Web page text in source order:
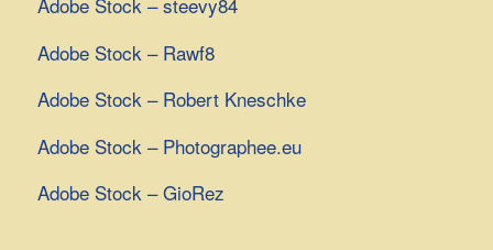
Adobe Stock – Rawf8
Adobe Stock – Robert Kneschke
Adobe Stock – Photographee.eu
Adobe Stock – GioRez